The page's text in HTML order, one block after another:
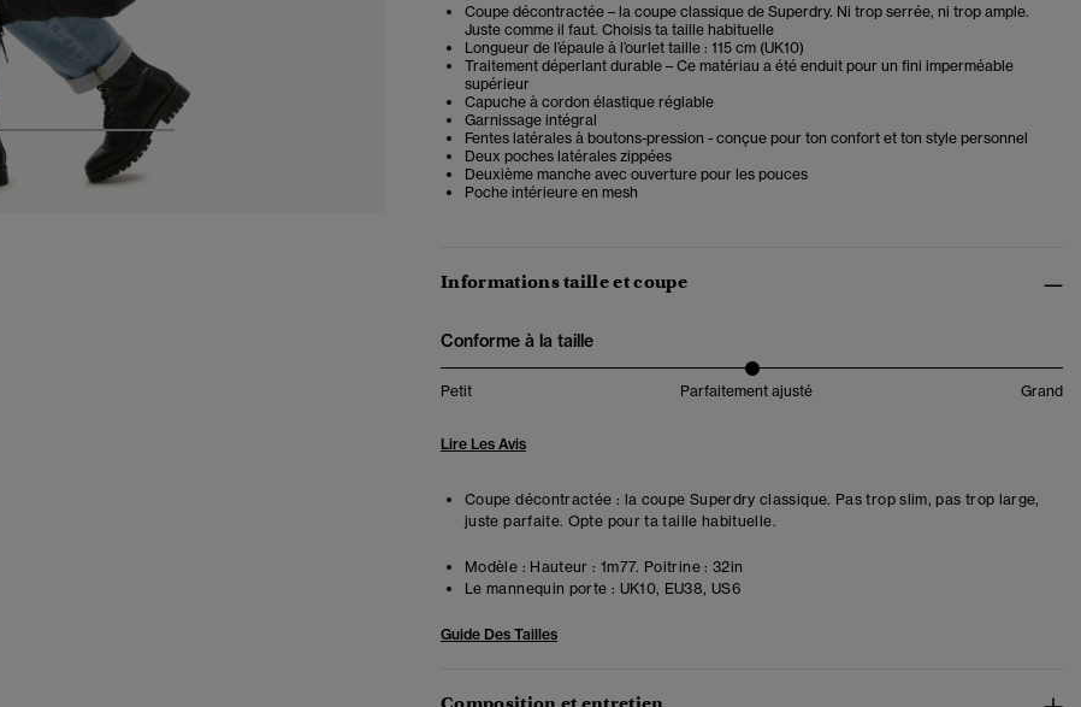
6 7
Coupe décontractée – la coupe classique de Superdry. Ni trop serrée, ni trop ample.
Juste comme il faut. Choisis ta taille habituelle
Longueur de l’épaule à l’ourlet taille : 115 cm (UK10)
Traitement déperlant durable – Ce matériau a été enduit pour un fini imperméable
supérieur
Capuche à cordon élastique réglable
Garnissage intégral
Fentes latérales à boutons-pression - conçue pour ton confort et ton style personnel
Deux poches latérales zippées
Deuxième manche avec ouverture pour les pouces
Poche intérieure en mesh
Informations taille et coupe
Conforme à la taille
Petit Parfaitement ajusté Grand
Lire Les Avis
Coupe décontractée : la coupe Superdry classique. Pas trop slim, pas trop large,
juste parfaite. Opte pour ta taille habituelle.
Modèle : Hauteur : 1m77. Poitrine : 32in
Le mannequin porte : UK10, EU38, US6
Guide Des Tailles